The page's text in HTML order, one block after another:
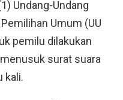
Undang-Undang
Umum (UU
pemilu dilakukan
surat suara
kali.